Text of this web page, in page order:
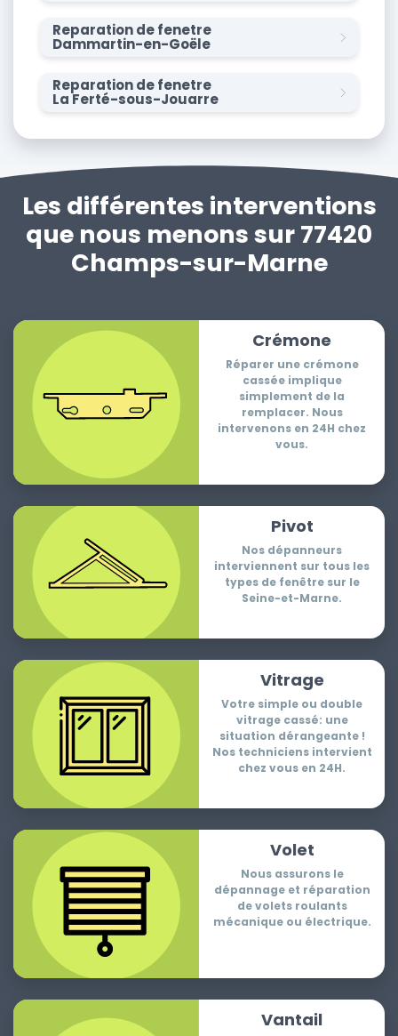
Reparation de fenetre
Dammartin-en-Goële
Reparation de fenetre
La Ferté-sous-Jouarre
Les différentes interventions
que nous menons sur 77420
Champs-sur-Marne
Crémone
Réparer une crémone
cassée implique
simplement de la
remplacer. Nous
intervenons en 24H chez
vous.
Pivot
Nos dépanneurs
interviennent sur tous les
types de fenêtre sur le
Seine-et-Marne.
Vitrage
Votre simple ou double
vitrage cassé: une
situation dérangeante !
Nos techniciens intervient
chez vous en 24H.
Volet
Nous assurons le
dépannage et réparation
de volets roulants
mécanique ou électrique.
Vantail